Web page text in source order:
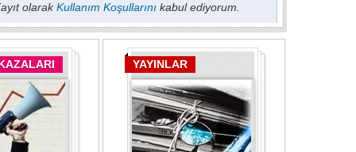
olarakKullanım Koşullarını kabul ediyorum.
YAYINLAR